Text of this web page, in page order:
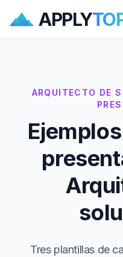
APPLY
ARQUITECTO DE
Tres plantillas de